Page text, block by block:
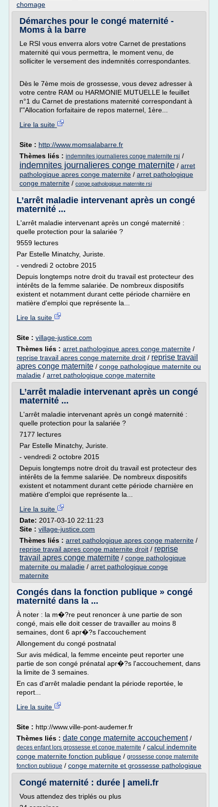
chomage
Démarches pour le congé maternité -
Moms à la barre
Le RSI vous enverra alors votre Carnet de prestations
maternité qui vous permettra, le moment venu, de
solliciter le versement des indemnités correspondantes.
Dès le 7ème mois de grossesse, vous devez adresser à
votre centre RAM ou HARMONIE MUTUELLE le feuillet
n°1 du Carnet de prestations maternité correspondant à
l'"Allocation forfaitaire de repos maternel, 1ère...
Lire la suite
Site : http://www.momsalabarre.fr
Thèmes liés : indemnites journalieres conge maternite rsi /
indemnites journalieres conge maternite / arret
pathologique apres conge maternite / arret pathologique
conge maternite / conge pathologique maternite rsi
L’arrêt maladie intervenant après un congé
maternité ...
L'arrêt maladie intervenant après un congé maternité :
quelle protection pour la salariée ?
9559 lectures
Par Estelle Minatchy, Juriste.
- vendredi 2 octobre 2015
Depuis longtemps notre droit du travail est protecteur des
intérêts de la femme salariée. De nombreux dispositifs
existent et notamment durant cette période charnière en
matière d'emploi que représente la...
Lire la suite
Site : village-justice.com
Thèmes liés : arret pathologique apres conge maternite /
reprise travail apres conge maternite droit / reprise travail
apres conge maternite / conge pathologique maternite ou
maladie / arret pathologique conge maternite
L’arrêt maladie intervenant après un congé
maternité ...
L'arrêt maladie intervenant après un congé maternité :
quelle protection pour la salariée ?
7177 lectures
Par Estelle Minatchy, Juriste.
- vendredi 2 octobre 2015
Depuis longtemps notre droit du travail est protecteur des
intérêts de la femme salariée. De nombreux dispositifs
existent et notamment durant cette période charnière en
matière d'emploi que représente la...
Lire la suite
Date: 2017-03-10 22:11:23
Site : village-justice.com
Thèmes liés : arret pathologique apres conge maternite /
reprise travail apres conge maternite droit / reprise
travail apres conge maternite / conge pathologique
maternite ou maladie / arret pathologique conge
maternite
Congés dans la fonction publique » congé
maternité dans la ...
À noter : la m�?re peut renoncer à une partie de son
congé, mais elle doit cesser de travailler au moins 8
semaines, dont 6 apr�?s l'accouchement
Allongement du congé postnatal
Sur avis médical, la femme enceinte peut reporter une
partie de son congé prénatal apr�?s l'accouchement, dans
la limite de 3 semaines.
En cas d'arrêt maladie pendant la période reportée, le
report...
Lire la suite
Site : http://www.ville-pont-audemer.fr
Thèmes liés : date conge maternite accouchement/
deces enfant lors grossesse et conge maternite / calcul indemnite
conge maternite fonction publique / grossesse conge maternite
fonction publique / conge maternite et grossesse pathologique
Congé maternité : durée | ameli.fr
Vous attendez des triplés ou plus